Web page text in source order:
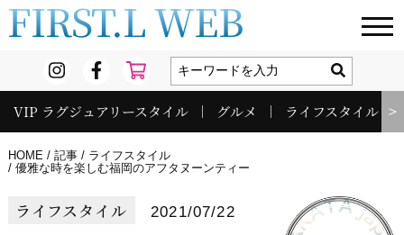
FIRST.L WEB
VIP ラグジュアリースタイル グルメ ライフスタイル ＞
HOME 記事
ライフスタイル
優雅な時を楽しむ福岡のアフタヌーンティー
ライフスタイル 2021/07/22